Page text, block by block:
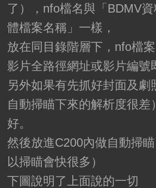
了），nfo檔名與「BDMV
體檔案名稱」一樣，
放在同目錄階層下，nfo檔
影片全路徑網址或影片編號
另外如果有先抓好封面及劇
自動掃瞄下來的解析度很差
好。
然後放進C200內做自動掃
以掃瞄會快很多）
下圖說明了上面說的一切